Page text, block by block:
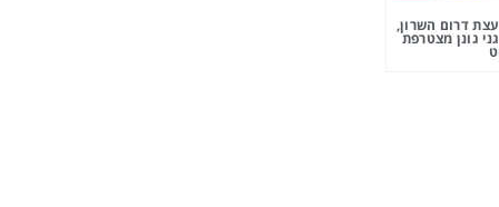
דרום השרון,
גונן מצטרפת